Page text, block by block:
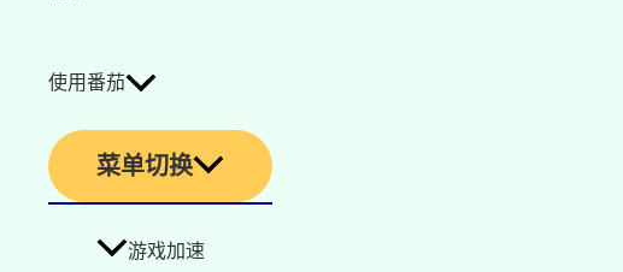
使用番茄
菜单切换
游戏加速